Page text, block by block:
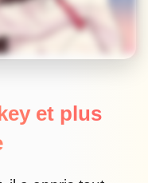
et plus